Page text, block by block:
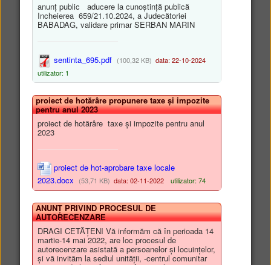
Sprijinim beneficiarii locali în
vederea elaborării propunerilor
Guvernul României - soluție
digitală destinată accesului la
Tichetele de energie pentru
anunț public aducere la cunoștință publică
Incheierea 659/21.10.2024, a Judecătoriei
BABADAG, validare primar SERBAN MARIN
sentinta_695.pdf (100,32 KB) data: 22-10-2024
utilizator: 1
proiect de hotărâre propunere taxe și impozite
pentru anul 2023
proiect de hotărâre taxe și impozite pentru anul
2023
proiect de hot-aprobare taxe locale
2023.docx
(53,71 KB) data: 02-11-2022 utilizator: 74
ANUNȚ PRIVIND PROCESUL DE
AUTORECENZARE
DRAGI CETĂȚENI Vă informăm că în perioada 14
martie-14 mai 2022, are loc procesul de
autorecenzare asistată a persoanelor și locuințelor,
și vă invităm la sediul unității, -centrul comunitar